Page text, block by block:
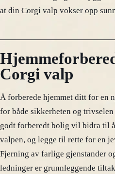
at din Corgi valp vokser opp
Corgi valp
Å forberede hjemmet ditt for en
for både sikkerheten og
godt forberedt bolig vil bidra til
valpen, og legge til rette for en
Fjerning av farlige gjenstander
ledninger er grunnleggende